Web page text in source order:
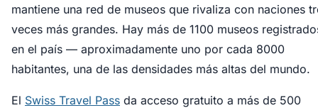
mantiene una red de museos que rivaliza con naciones
veces más grandes. Hay más de 1100 museos
en el país — aproximadamente uno por cada 8000
habitantes, una de las densidades más altas del mundo.
El Swiss Travel Pass da acceso gratuito a más de 500